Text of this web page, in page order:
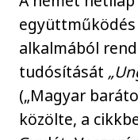
alkalmából
tudósítását
(„Magyar
közölte, a